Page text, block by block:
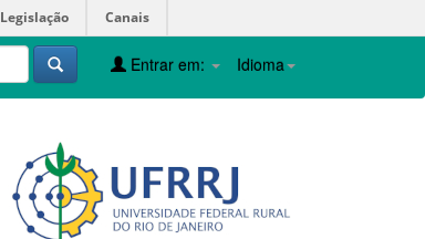
Legislação Canais
Idioma
Entrar em: